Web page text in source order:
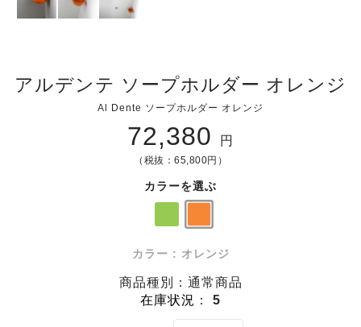
アルデンテ ソープホルダー オレンジ
Al Dente ソープホルダー オレンジ
72,380 円
（税抜：65,800円）
カラーを選ぶ
カラー : オレンジ
商品種別：通常商品
在庫状況 ： 5